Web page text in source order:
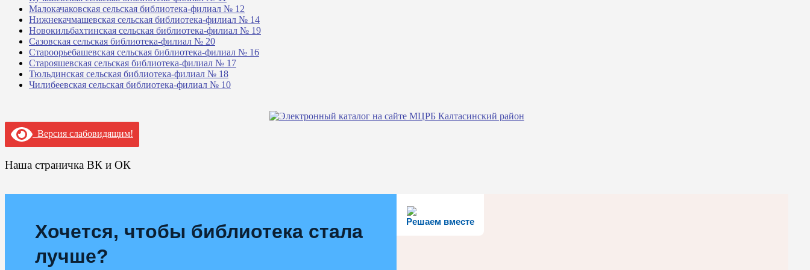
Малокачаковская сельская библиотека-филиал № 12
Нижнекачмашевская сельская библиотека-филиал № 14
Новокильбахтинская сельская библиотека-филиал № 19
Сазовская сельская библиотека-филиал № 20
Староорьебашевская сельская библиотека-филиал № 16
Старояшевская сельская библиотека-филиал № 17
Тюльдинская сельская библиотека-филиал № 18
Чилибеевская сельская библиотека-филиал № 10
Версия слабовидящим!
Наша страничка ВК и ОК
Решаем вместе
Хочется, чтобы библиотека стала
лучше?